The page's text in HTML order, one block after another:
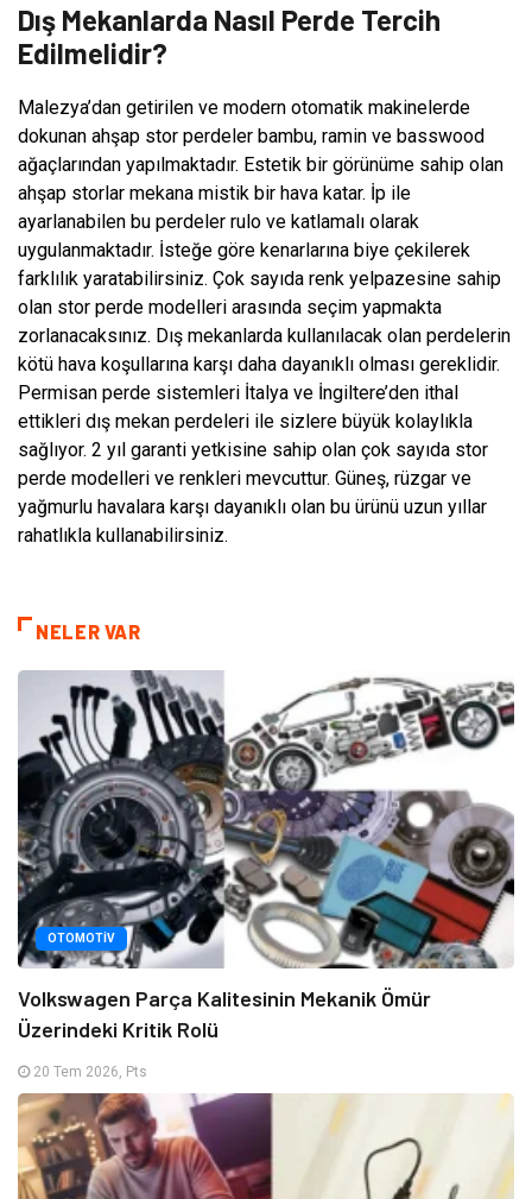
Dış Mekanlarda Nasıl Perde Tercih
Edilmelidir?
Malezya’dan getirilen ve modern otomatik makinelerde
dokunan ahşap stor perdeler bambu, ramin ve basswood
ağaçlarından yapılmaktadır. Estetik bir görünüme sahip olan
ahşap storlar mekana mistik bir hava katar. İp ile
ayarlanabilen bu perdeler rulo ve katlamalı olarak
uygulanmaktadır. İsteğe göre kenarlarına biye çekilerek
farklılık yaratabilirsiniz. Çok sayıda renk yelpazesine sahip
olan stor perde modelleri arasında seçim yapmakta
zorlanacaksınız. Dış mekanlarda kullanılacak olan perdelerin
kötü hava koşullarına karşı daha dayanıklı olması gereklidir.
Permisan perde sistemleri İtalya ve İngiltere’den ithal
ettikleri dış mekan perdeleri ile sizlere büyük kolaylıkla
sağlıyor. 2 yıl garanti yetkisine sahip olan çok sayıda stor
perde modelleri ve renkleri mevcuttur. Güneş, rüzgar ve
yağmurlu havalara karşı dayanıklı olan bu ürünü uzun yıllar
rahatlıkla kullanabilirsiniz.
NELER VAR
OTOMOTIV
Volkswagen Parça Kalitesinin Mekanik Ömür
Üzerindeki Kritik Rolü
20 Tem 2026, Pts